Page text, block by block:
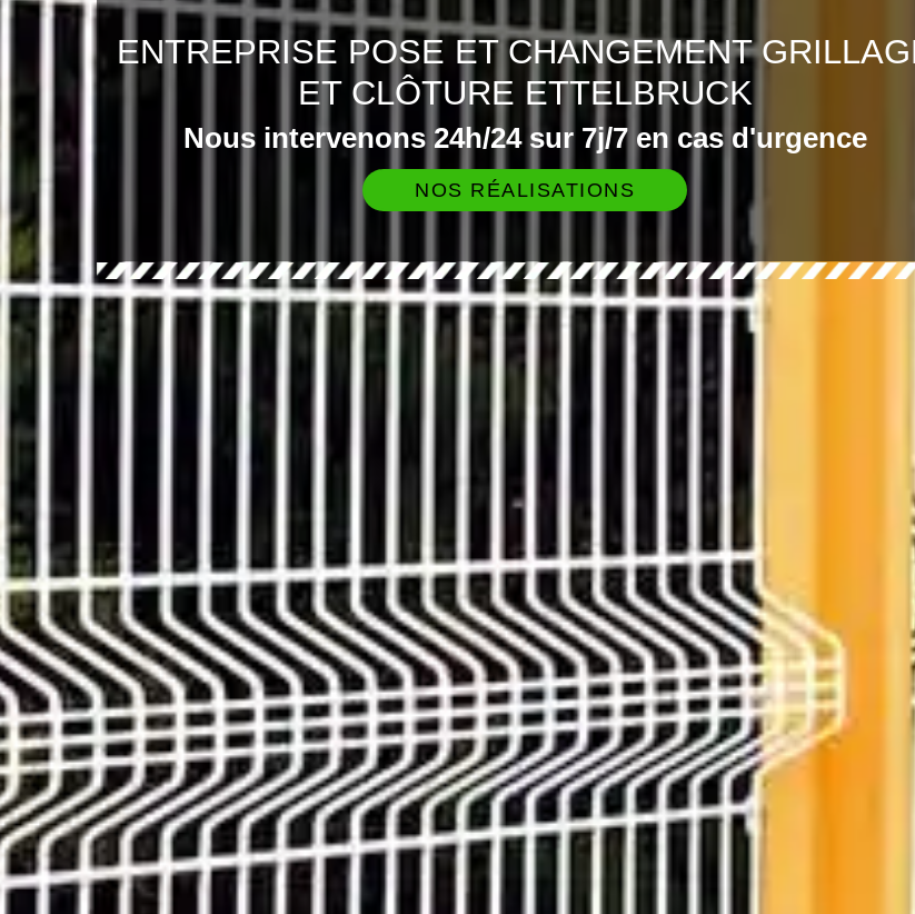
ENTREPRISE POSE ET CHANGEMENT
ET CLÔTURE ETTELBRUCK
Nous intervenons 24h/24 sur 7j/7 en cas d'urgence
NOS RÉALISATIONS